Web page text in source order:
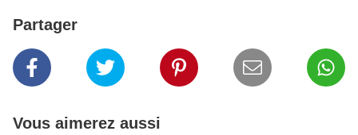
Partager
Vous aimerez aussi